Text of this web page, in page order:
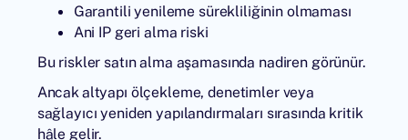
Garantili yenileme sürekliliğinin olmaması
Ani IP geri alma riski
Bu riskler satın alma aşamasında nadiren görünür.
Ancak altyapı ölçekleme, denetimler veya
sağlayıcı yeniden yapılandırmaları sırasında kritik
hâle gelir.